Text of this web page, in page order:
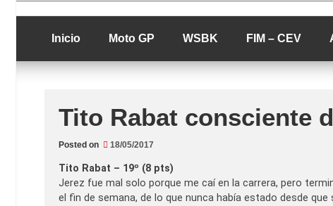
to
contentLucio Lopez GP
luciolopezgp
Inicio Moto GP WSBK FIM – CEV
Tito Rabat consciente
Posted on 18/05/2017
Tito Rabat – 19º (8 pts)
Jerez fue mal solo porque me caí en la carrera, pero
el fin de semana, de lo que nunca había estado desde que